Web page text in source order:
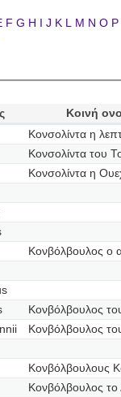
F G H I J K L M N O P
Κοινή
Κονσολίντα η
Κονσολίντα του
Κονσολίντα η
Κονβόλβουλος ο
Κονβόλβουλος
Κονβόλβουλος
Κονβόλβουλους
Κονβόλβουλος το